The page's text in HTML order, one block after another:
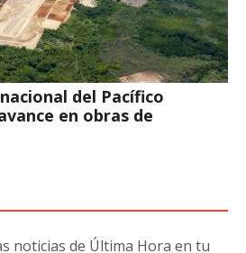
del Pacífico
en obras de
noticias de Última Hora en tu